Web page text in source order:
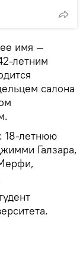
имя —
летним
салона
18-летнюю
Галзара,